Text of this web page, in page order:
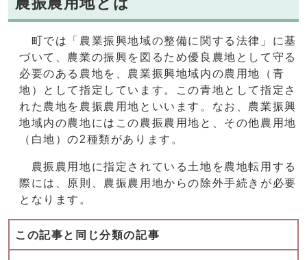
町では「農業振興地域の整備に関する法律」に基
づいて、農業の振興を図るため優良農地として守る
必要のある農地を、農業振興地域内の農用地（青
地）として指定しています。この青地として指定さ
れた農地を農振農用地といいます。なお、農業振興
地域内の農地にはこの農振農用地と、その他農用地
（白地）の2種類があります。
農振農用地に指定されている土地を農地転用する
際には、原則、農振農用地からの除外手続きが必要
となります。
この記事と同じ分類の記事